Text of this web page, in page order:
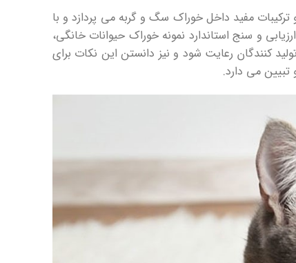
ترکیبات مفید داخل خوراک سگ و گربه می پردازد و با
و سنج استاندارد نمونه خوراک حیوانات خانگی،
کنندگان رعایت شود و نیز دانستن این نکات برای
می دارد.